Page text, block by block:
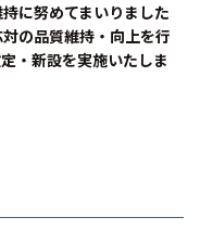
に努めてまいりました
の品質維持・向上を行
・新設を実施いたしま